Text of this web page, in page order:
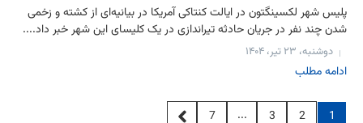
پلیس شهر لکسینگتون در ایالت کنتاکی آمریکا در بیانیه‌ای از کشته و زخمی
شدن چند نفر در جریان حادثه تیراندازی در یک کلیسای این شهر خبر داد....
دوشنبه، ۲۳ تیر، ۱۴۰۴
ادامه مطلب
1
2
3
...
7